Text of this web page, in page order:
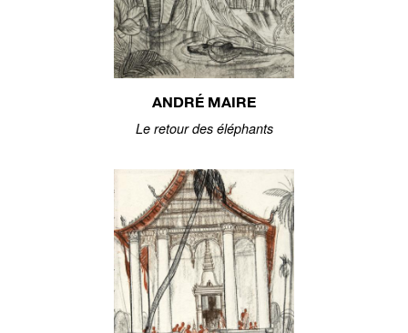
ANDRÉ MAIRE
Le retour des éléphants